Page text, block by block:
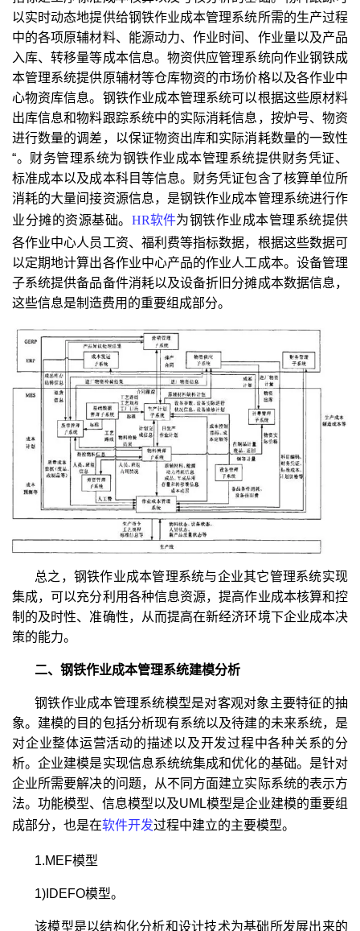
以实时动态地提供给钢铁作业成本管理系统所需的生产过程
中的各项原辅材料、能源动力、作业时间、作业量以及产品
入库、转移量等成本信息。物资供应管理系统向作业钢铁成
本管理系统提供原辅材等仓库物资的市场价格以及各作业中
心物资库信息。钢铁作业成本管理系统可以根据这些原材料
出库信息和物料跟踪系统中的实际消耗信息，按炉号、物资
进行数量的调差，以保证物资出库和实际消耗数量的一致性
“。财务管理系统为钢铁作业成本管理系统提供财务凭证、
标准成本以及成本科目等信息。财务凭证包含了核算单位所
消耗的大量间接资源信息，是钢铁作业成本管理系统进行作
业分摊的资源基础。 HR软件为钢铁作业成本管理系统提供
各作业中心人员工资、福利费等指标数据，根据这些数据可
以定期地计算出各作业中心产品的作业人工成本。设备管理
子系统提供备品备件消耗以及设备折旧分摊成本数据信息，
这些信息是制造费用的重要组成部分。
总之，钢铁作业成本管理系统与企业其它管理系统实现
集成，可以充分利用各种信息资源，提高作业成本核算和控
制的及时性、准确性，从而提高在新经济环境下企业成本决
策的能力。
二、钢铁作业成本管理系统建模分析
钢铁作业成本管理系统模型是对客观对象主要特征的抽
象。建模的目的包括分析现有系统以及待建的未来系统，是
对企业整体运营活动的描述以及开发过程中各种关系的分
析。企业建模是实现信息系统统集成和优化的基础。是针对
企业所需要解决的问题，从不同方面建立实际系统的表示方
法。功能模型、信息模型以及UML模型是企业建模的重要组
成部分，也是在软件开发过程中建立的主要模型。
1.MEF模型
1)IDEFO模型。
该模型是以结构化分析和设计技术为基础所发展出来的